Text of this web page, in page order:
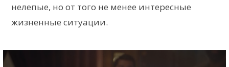
нелепые, но от того не менее интересные
жизненные ситуации.